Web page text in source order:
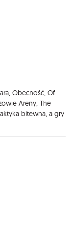
Obecność, Of
Areny, The
bitewna, a gry